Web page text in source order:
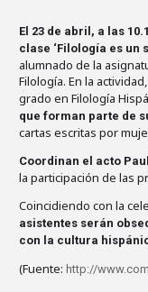
El 23 de abril, a las
clase ‘Filología es un
alumnado de la
Filología. En la actividad,
grado en Filología
que forman parte de
cartas escritas por
Coordinan el acto
la participación de las
Coincidiendo con la
asistentes serán
con la cultura
(Fuente: http://